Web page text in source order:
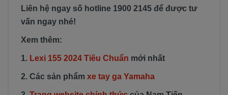
Liên hệ ngay số hotline 1900 2145 để được tư
vấn ngay nhé!
Xem thêm:
1. Lexi 155 2024 Tiêu Chuẩn mới nhất
2. Các sản phẩm xe tay ga Yamaha